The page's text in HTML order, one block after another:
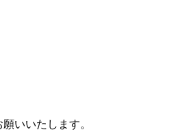
いいたします。